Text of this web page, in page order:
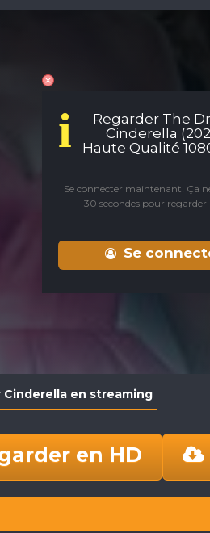
i
Regarder The
Cinderella
Haute Qualité
Se connecter maintenant! Ça
30 secondes pour regarder
Se
en streaming
en HD